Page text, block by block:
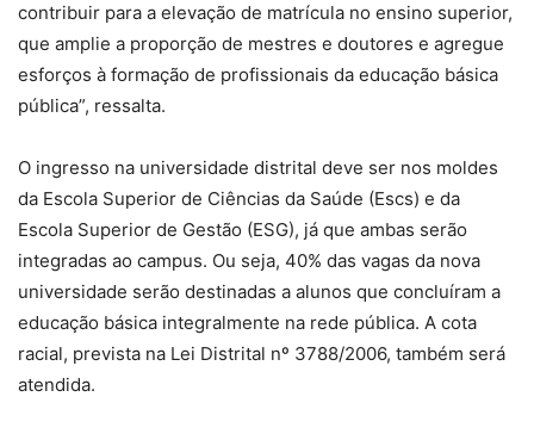
contribuir para a elevação de matrícula no ensino superior,
que amplie a proporção de mestres e doutores e agregue
esforços à formação de profissionais da educação básica
pública”, ressalta.
O ingresso na universidade distrital deve ser nos moldes
da Escola Superior de Ciências da Saúde (Escs) e da
Escola Superior de Gestão (ESG), já que ambas serão
integradas ao campus. Ou seja, 40% das vagas da nova
universidade serão destinadas a alunos que concluíram a
educação básica integralmente na rede pública. A cota
racial, prevista na Lei Distrital nº 3788/2006, também será
atendida.